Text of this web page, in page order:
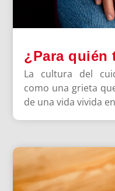
¿Para quién
La cultura del
como una grieta
de una vida vivida